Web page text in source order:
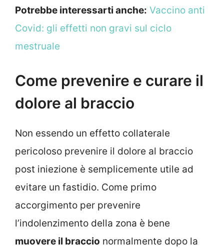
Potrebbe interessarti anche: Vaccino anti
Covid: gli effetti non gravi sul ciclo
mestruale
Come prevenire e curare il
dolore al braccio
Non essendo un effetto collaterale
pericoloso prevenire il dolore al braccio
post iniezione è semplicemente utile ad
evitare un fastidio. Come primo
accorgimento per prevenire
l’indolenzimento della zona è bene
muovere il braccio normalmente dopo la